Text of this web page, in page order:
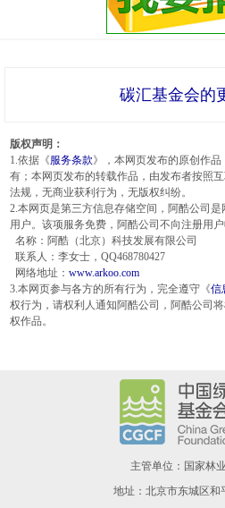
碳汇基金会的
版权声明：
1.依据《服务条款》，本网页发布的原创作
有；本网页发布的转载作品，由发布者按照
法规，无商业获利行为，无版权纠纷。
2.本网页是第三方信息存储空间，阿酷公司
用户。该项服务免费，阿酷公司不向注册用户
名称：阿酷（北京）科技发展有限公司
联系人：李女士，QQ468780427
网络地址： www.arkoo.com
3.本网页参与各方的所有行为，完全遵守《信
权行为，请权利人通知阿酷公司，阿酷公司
权作品。
主管单位：国家林
地址：北京市东城区和